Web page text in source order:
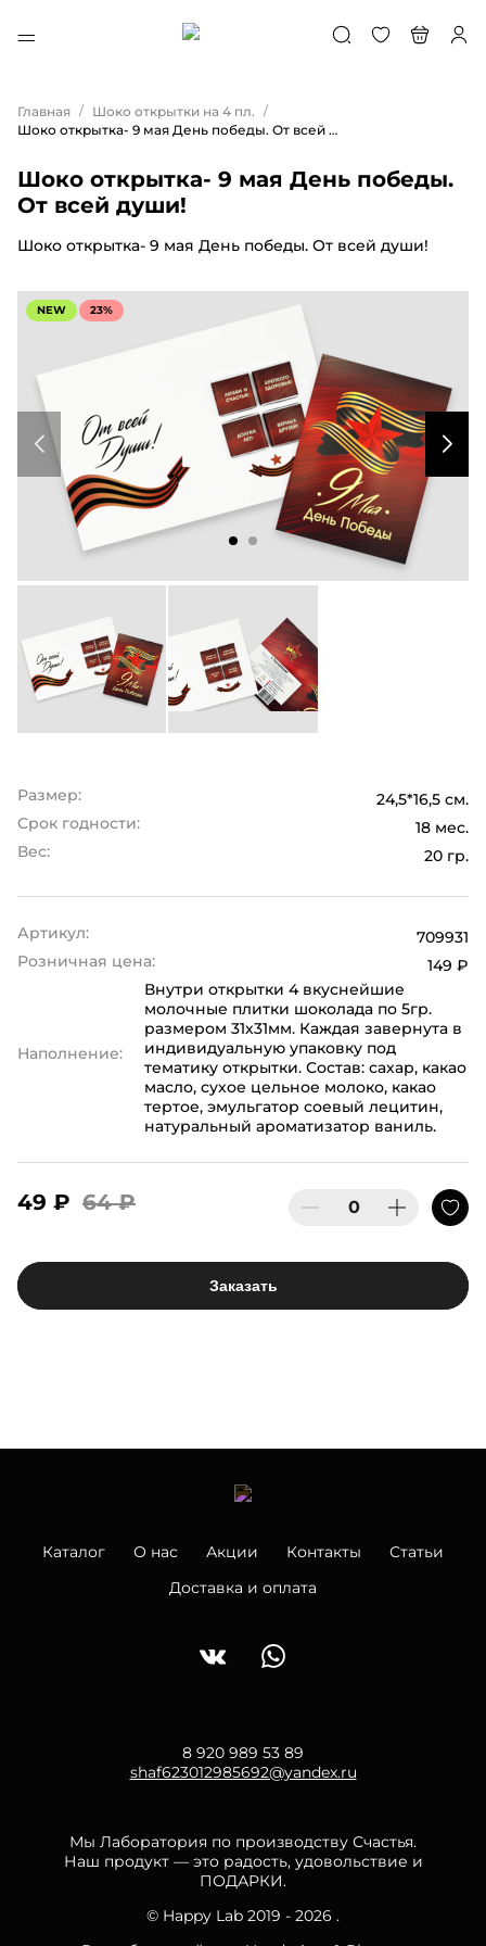
Главная / Шоко открытки на 4 пл. /
Шоко открытка- 9 мая День победы. От всей души!
Шоко открытка- 9 мая День победы.
От всей души!
Шоко открытка- 9 мая День победы. От всей души!
NEW 23%
Размер:
24,5*16,5 см.
Срок годности:
18 мес.
Вес:
20 гр.
Артикул:
709931
Розничная цена:
149 ₽
Наполнение:
Внутри открытки 4 вкуснейшие
молочные плитки шоколада по 5гр.
размером 31х31мм. Каждая завернута в
индивидуальную упаковку под
тематику открытки. Состав: сахар, какао
масло, сухое цельное молоко, какао
тертое, эмульгатор соевый лецитин,
натуральный ароматизатор ваниль.
49 ₽ 64 ₽
Заказать
Каталог О нас Акции Контакты
Статьи
Доставка и оплата
8 920 989 53 89
shaf623012985692@yandex.ru
Мы Лаборатория по производству Счастья.
Наш продукт — это радость, удовольствие и
ПОДАРКИ.
© Happy Lab 2019 - 2026 .